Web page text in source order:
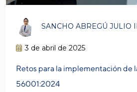
SANCHO ABREGÚ JULIO
3 de abril de 2025
Retos para la implementación de
56001:2024